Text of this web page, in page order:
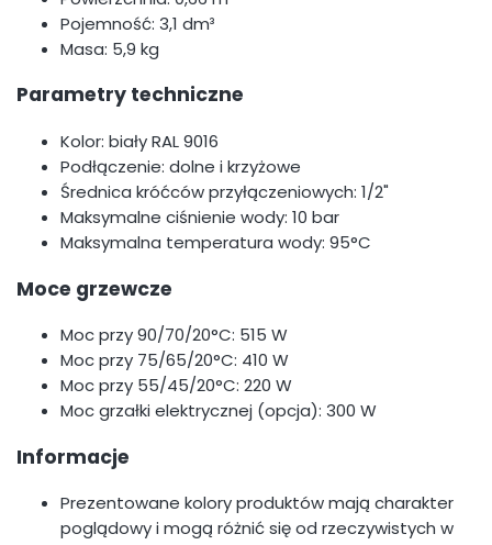
Pojemność: 3,1 dm³
Masa: 5,9 kg
Parametry techniczne
Kolor: biały RAL 9016
Podłączenie: dolne i krzyżowe
Średnica króćców przyłączeniowych: 1/2"
Maksymalne ciśnienie wody: 10 bar
Maksymalna temperatura wody: 95°C
Moce grzewcze
Moc przy 90/70/20°C: 515 W
Moc przy 75/65/20°C: 410 W
Moc przy 55/45/20°C: 220 W
Moc grzałki elektrycznej (opcja): 300 W
Informacje
Prezentowane kolory produktów mają charakter
poglądowy i mogą różnić się od rzeczywistych w